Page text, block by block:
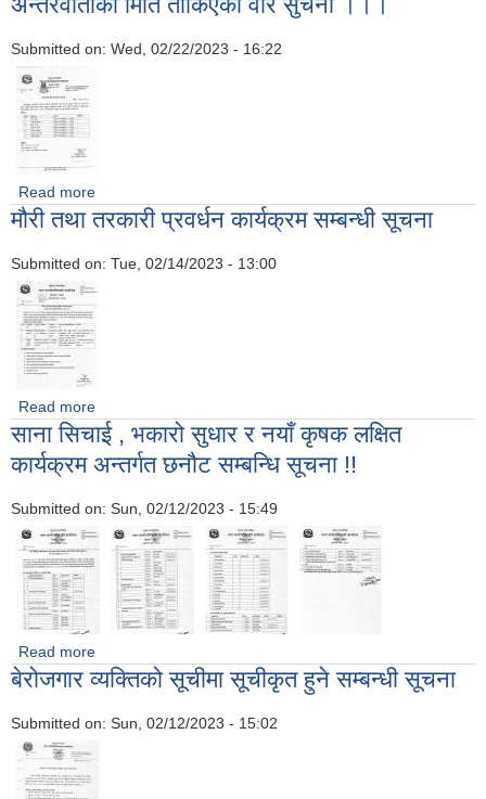
Submitted on: Wed, 02/22/2023 - 16:22
Read more
मौरी तथा तरकारी प्रवर्धन कार्यक्रम सम्बन्धी सूचना
Submitted on: Tue, 02/14/2023 - 13:00
Read more
साना सिचाई , भकारो सुधार र नयाँ कृषक लक्षित
कार्यक्रम अन्तर्गत छनौट सम्बन्धि सूचना !!
Submitted on: Sun, 02/12/2023 - 15:49
Read more
छनौट सम्बन्धि सूचना !!
बेरोजगार व्यक्तिको सूचीमा सूचीकृत हुने सम्बन्धी सूचना
Submitted on: Sun, 02/12/2023 - 15:02